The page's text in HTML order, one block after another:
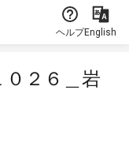
ヘルプEnglish
０２６＿岩